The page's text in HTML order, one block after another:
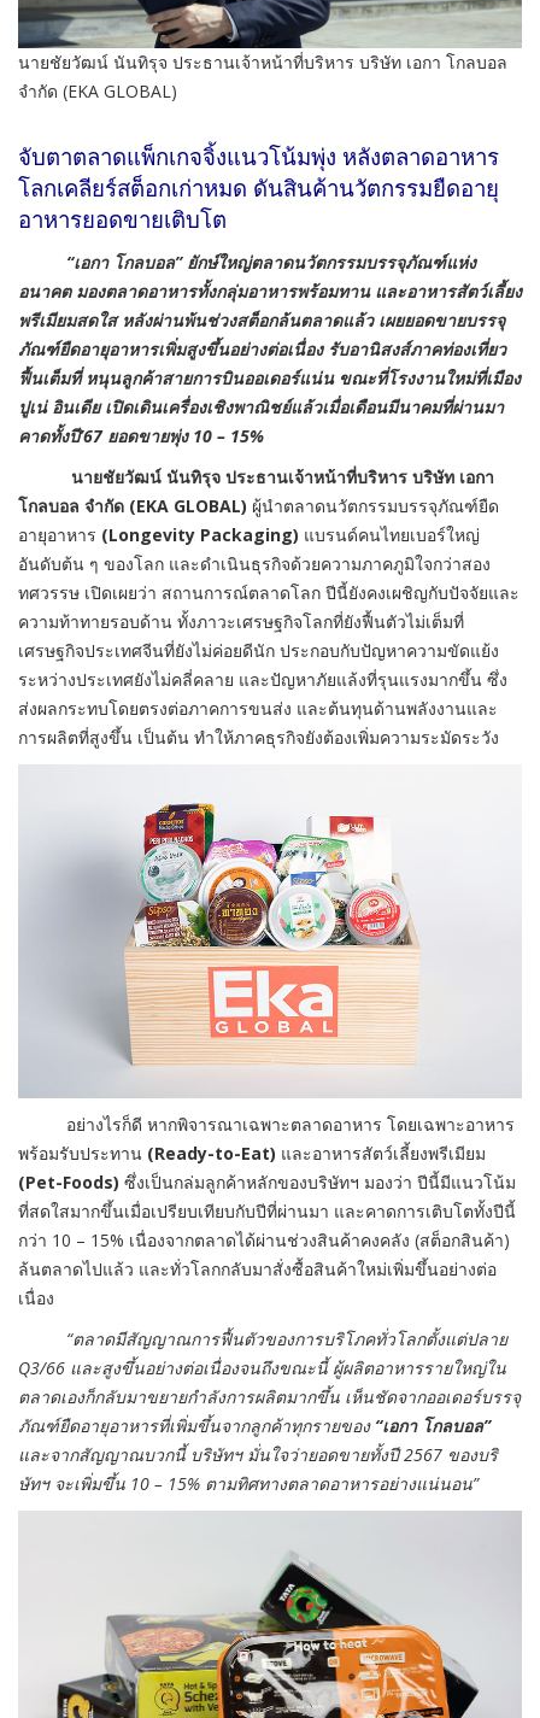
นายชัยวัฒน์ นันทิรุจ ประธานเจ้าหน้าที่บริหาร บริษัท เอกา โกลบอล
จำกัด (EKA GLOBAL)
จับตาตลาดแพ็กเกจจิ้งแนวโน้มพุ่ง หลังตลาดอาหาร
โลกเคลียร์สต็อกเก่าหมด ดันสินค้านวัตกรรมยืดอายุ
อาหารยอดขายเติบโต
“เอกา โกลบอล” ยักษ์ใหญ่ตลาดนวัตกรรมบรรจุภัณฑ์แห่ง
อนาคต มองตลาดอาหารทั้งกลุ่มอาหารพร้อมทาน และอาหารสัตว์เลี้ยง
พรีเมียมสดใส หลังผ่านพ้นช่วงสต็อกล้นตลาดแล้ว เผยยอดขายบรรจุ
ภัณฑ์ยืดอายุอาหารเพิ่มสูงขึ้นอย่างต่อเนื่อง รับอานิสงส์ภาคท่องเที่ยว
ฟื้นเต็มที่ หนุนลูกค้าสายการบินออเดอร์แน่น ขณะที่โรงงานใหม่ที่เมือง
ปูเน่ อินเดีย เปิดเดินเครื่องเชิงพาณิชย์แล้วเมื่อเดือนมีนาคมที่ผ่านมา
คาดทั้งปี’67 ยอดขายพุ่ง 10 – 15%
นายชัยวัฒน์ นันทิรุจ ประธานเจ้าหน้าที่บริหาร บริษัท เอกา
โกลบอล จำกัด (EKA GLOBAL) ผู้นำตลาดนวัตกรรมบรรจุภัณฑ์ยืด
อายุอาหาร (Longevity Packaging) แบรนด์คนไทยเบอร์ใหญ่
อันดับต้น ๆ ของโลก และดำเนินธุรกิจด้วยความภาคภูมิใจกว่าสอง
ทศวรรษ เปิดเผยว่า สถานการณ์ตลาดโลก ปีนี้ยังคงเผชิญกับปัจจัยและ
ความท้าทายรอบด้าน ทั้งภาวะเศรษฐกิจโลกที่ยังฟื้นตัวไม่เต็มที่
เศรษฐกิจประเทศจีนที่ยังไม่ค่อยดีนัก ประกอบกับปัญหาความขัดแย้ง
ระหว่างประเทศยังไม่คลี่คลาย และปัญหาภัยแล้งที่รุนแรงมากขึ้น ซึ่ง
ส่งผลกระทบโดยตรงต่อภาคการขนส่ง และต้นทุนด้านพลังงานและ
การผลิตที่สูงขึ้น เป็นต้น ทำให้ภาคธุรกิจยังต้องเพิ่มความระมัดระวัง
อย่างไรก็ดี หากพิจารณาเฉพาะตลาดอาหาร โดยเฉพาะอาหาร
พร้อมรับประทาน (Ready-to-Eat) และอาหารสัตว์เลี้ยงพรีเมียม
(Pet-Foods) ซึ่งเป็นกล่มลูกค้าหลักของบริษัทฯ มองว่า ปีนี้มีแนวโน้ม
ที่สดใสมากขึ้นเมื่อเปรียบเทียบกับปีที่ผ่านมา และคาดการเติบโตทั้งปีนี้
กว่า 10 – 15% เนื่องจากตลาดได้ผ่านช่วงสินค้าคงคลัง (สต็อกสินค้า)
ล้นตลาดไปแล้ว และทั่วโลกกลับมาสั่งซื้อสินค้าใหม่เพิ่มขึ้นอย่างต่อ
เนื่อง
“ตลาดมีสัญญาณการฟื้นตัวของการบริโภคทั่วโลกตั้งแต่ปลาย
Q3/66 และสูงขึ้นอย่างต่อเนื่องจนถึงขณะนี้ ผู้ผลิตอาหารรายใหญ่ใน
ตลาดเองก็กลับมาขยายกำลังการผลิตมากขึ้น เห็นชัดจากออเดอร์บรรจุ
ภัณฑ์ยืดอายุอาหารที่เพิ่มขึ้นจากลูกค้าทุกรายของ “เอกา โกลบอล”
และจากสัญญาณบวกนี้ บริษัทฯ มั่นใจว่ายอดขายทั้งปี 2567 ของบริ
ษัทฯ จะเพิ่มขึ้น 10 – 15% ตามทิศทางตลาดอาหารอย่างแน่นอน”